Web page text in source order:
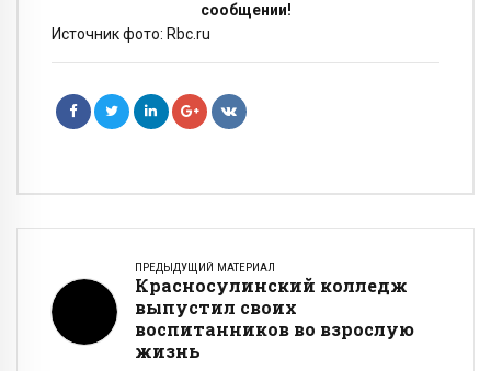
сообщении!
Источник фото: Rbc.ru
ПРЕДЫДУЩИЙ МАТЕРИАЛ
Красносулинский колледж
выпустил своих
воспитанников во взрослую
жизнь